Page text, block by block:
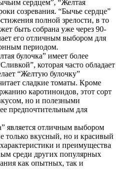
сердцем”, “Желтая
созревания. “Бычье сердце”
полной зрелости, в то
быть собрана уже через 90-
его отличным выбором для
периодом.
булочка” имеет более
которая часто обладает
“Желтую булочку”
сладкие томаты. Кроме
каротиноидов, этот сорт
но и полезными
предпочтительным для
является отличным выбором
только вкусный, но и красивый
и преимущества
среди других популярных
как опытных, так и